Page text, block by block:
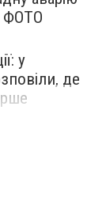
ФОТО
у
де